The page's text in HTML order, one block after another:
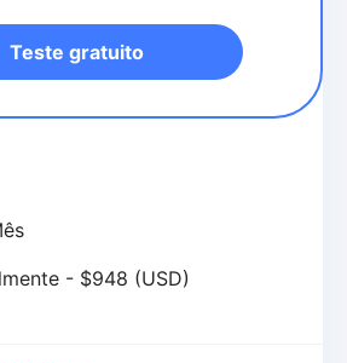
Teste gratuito
- $948 (USD)